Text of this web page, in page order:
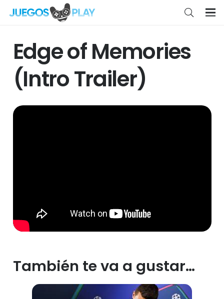
Edge of Memories
(Intro Trailer)
También te va a gustar…